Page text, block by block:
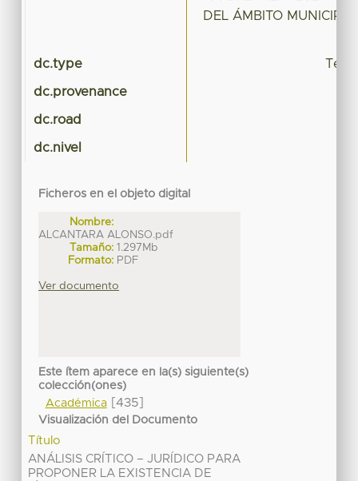
DEL ÁMBITO
dc.type
dc.provenance
dc.road
dc.nivel
Ficheros en el objeto digital
Nombre:
ALCANTARA ALONSO.pdf
Tamaño: 1.297Mb
Formato: PDF
Ver documento
Este ítem aparece en la(s) siguiente(s)
colección(ones)
Académica[435]
Visualización del Documento
Título
ANÁLISIS CRÍTICO – JURÍDICO PARA
PROPONER LA EXISTENCIA DE